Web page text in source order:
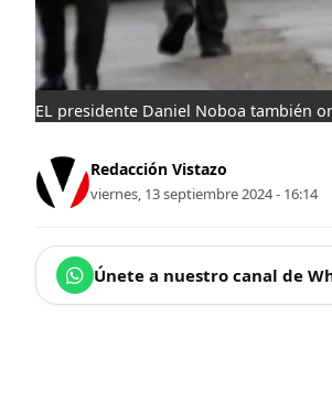
EL presidente Daniel Noboa también
Redacción Vistazo
viernes, 13 septiembre 2024 - 16:14
Únete a nuestro canal de